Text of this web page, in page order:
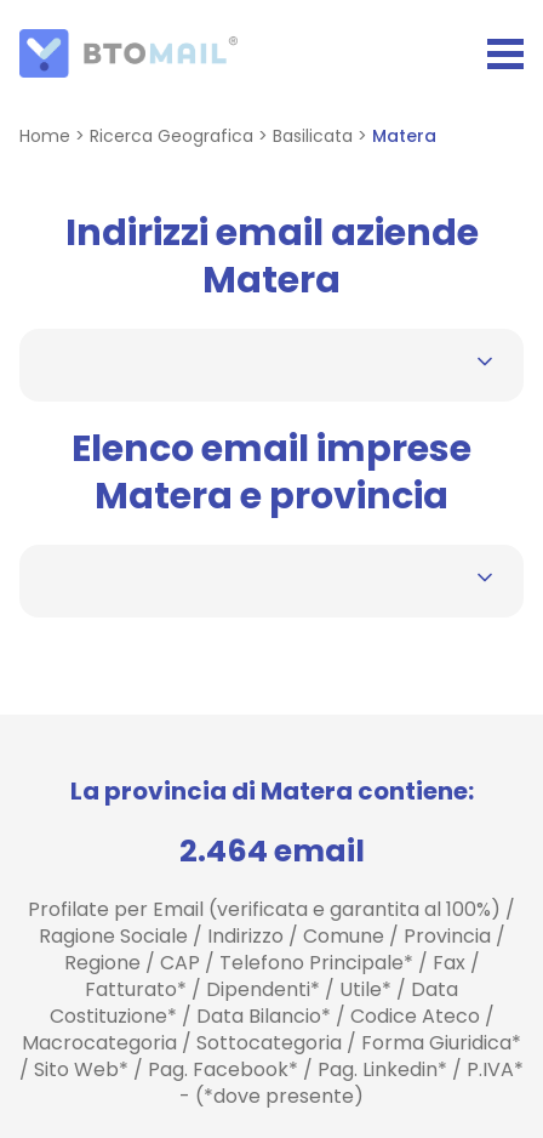
Home > Ricerca Geografica > Basilicata > Matera
Indirizzi email aziende
Matera
Elenco email imprese
Matera e provincia
La provincia di Matera contiene:
2.464 email
Profilate per Email (verificata e garantita al 100%) /
Ragione Sociale / Indirizzo / Comune / Provincia /
Regione / CAP / Telefono Principale* / Fax /
Fatturato* / Dipendenti* / Utile* / Data
Costituzione* / Data Bilancio* / Codice Ateco /
Macrocategoria / Sottocategoria / Forma Giuridica*
/ Sito Web* / Pag. Facebook* / Pag. Linkedin* / P.IVA*
- (*dove presente)